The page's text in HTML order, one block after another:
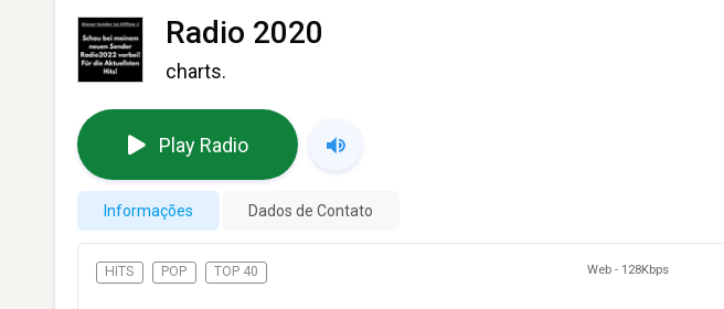
Radio 2020
charts.
Play Radio
Informações Dados de Contato
HITS POP TOP 40 Web - 128Kbps